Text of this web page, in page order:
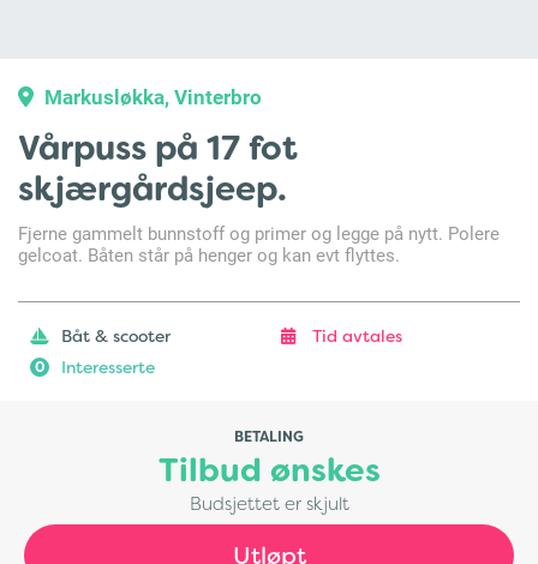
Markusløkka, Vinterbro
Vårpuss på 17 fot
skjærgårdsjeep.
Fjerne gammelt bunnstoff og primer og legge på nytt. Polere
gelcoat. Båten står på henger og kan evt flyttes.
Båt & scooter Tid avtales
0 Interesserte
BETALING
Tilbud ønskes
Budsjettet er skjult
Utløpt